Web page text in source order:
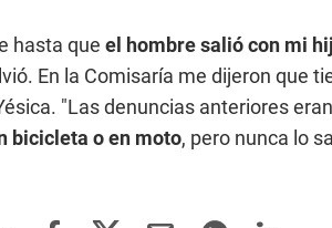
hasta que el hombre salió con mi
En la Comisaría me dijeron que
"Las denuncias anteriores
bicicleta o en moto, pero nunca lo